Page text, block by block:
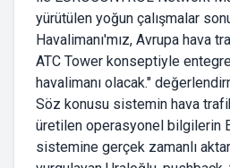
yürütülen yoğun çalışmalar
Havalimanı'mız, Avrupa hava
ATC Tower konseptiyle
havalimanı olacak."
Söz konusu sistemin hava
üretilen operasyonel bilgilerin
sistemine gerçek zamanlı